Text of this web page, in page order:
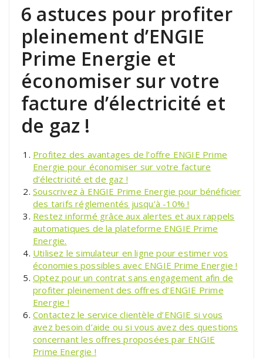
6 astuces pour profiter
pleinement d’ENGIE
Prime Energie et
économiser sur votre
facture d’électricité et
de gaz !
Profitez des avantages de l’offre ENGIE Prime
Energie pour économiser sur votre facture
d’électricité et de gaz !
Souscrivez à ENGIE Prime Energie pour bénéficier
des tarifs réglementés jusqu’à -10% !
Restez informé grâce aux alertes et aux rappels
automatiques de la plateforme ENGIE Prime
Energie.
Utilisez le simulateur en ligne pour estimer vos
économies possibles avec ENGIE Prime Energie !
Optez pour un contrat sans engagement afin de
profiter pleinement des offres d’ENGIE Prime
Energie !
Contactez le service clientèle d’ENGIE si vous
avez besoin d’aide ou si vous avez des questions
concernant les offres proposées par ENGIE
Prime Energie !